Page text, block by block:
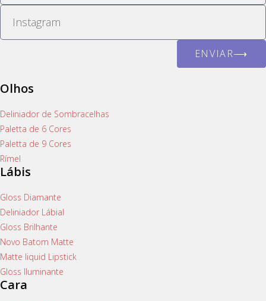
ENVIAR⟶
Olhos
Deliniador de Sombracelhas
Paletta de 6 Cores
Paletta de 9 Cores
Rímel
Lábis
Gloss Diamante
Deliniador Lábial
Gloss Brilhante
Novo Batom Matte
Matte liquid Lipstick
Gloss Iluminante
Cara